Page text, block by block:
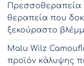
Πρεσσοθεραπεία
θεραπεία που
ξεκούραστο
Malu Wilz
προϊόν κάλυψης